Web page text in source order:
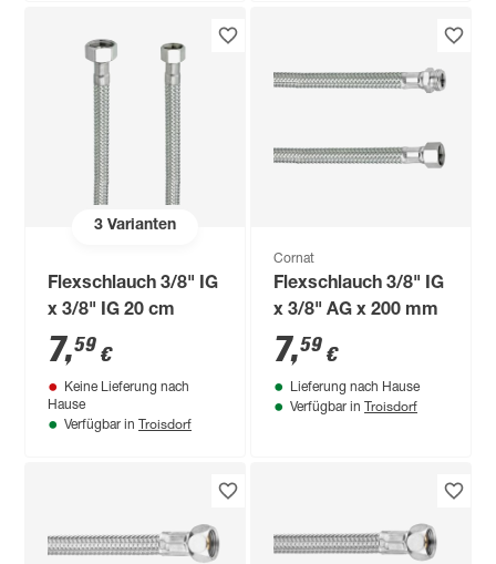
3Varianten
Flexschlauch 3/8" IG
x 3/8" IG 20 cm
7,59 €
Keine Lieferung nach
Hause
Verfügbar in Troisdorf
Cornat
Flexschlauch 3/8" IG
x 3/8" AG x 200 mm
7,59 €
Lieferung nach Hause
Verfügbar in Troisdorf